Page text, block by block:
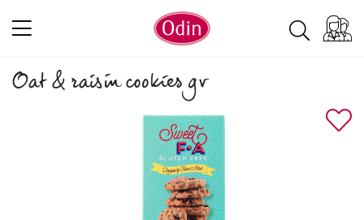
Oat & raisin cookies gv